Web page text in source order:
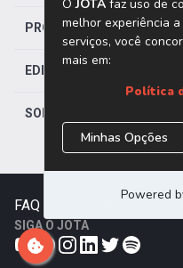
PRO SAÚDE
EDITORIAS
SOBRE O JOTA
FAQ
SIGA O JOTA